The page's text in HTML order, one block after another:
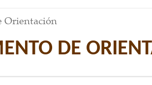
Orientación
DE